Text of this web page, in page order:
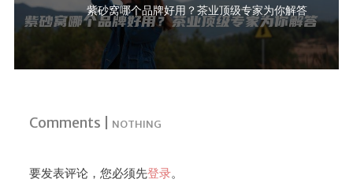
紫砂窝哪个品牌好用？茶业顶级专家为你解答
Comments | NOTHING
要发表评论，您必须先登录。